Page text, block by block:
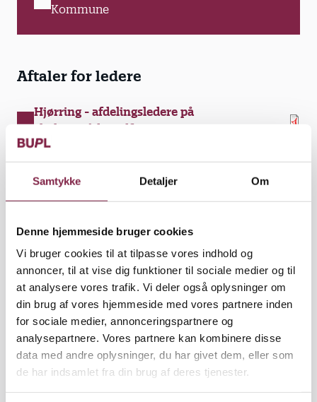
Samtykke Detaljer Om
Denne hjemmeside bruger cookies
Vi bruger cookies til at tilpasse vores indhold og
annoncer, til at vise dig funktioner til sociale medier og til
at analysere vores trafik. Vi deler også oplysninger om
din brug af vores hjemmeside med vores partnere inden
for sociale medier, annonceringspartnere og
analysepartnere. Vores partnere kan kombinere disse
data med andre oplysninger, du har givet dem, eller som
de har indsamlet fra din brug af deres tjenester.
Kommune
Aftaler for ledere
Hjørring - afdelingsledere på
skoleområdet.pdf
Forhåndsaftale BUPL ledere
dagtilbudsområdet 01.01.23.pdf
Hjørring - Hjørring Skole - tillæg.pdf
Aftaler for pædagoger
Forhåndsaftale for pædagoger indenfor
skole- og dagtilbudsområdet